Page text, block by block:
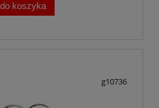
do koszyka
g10736